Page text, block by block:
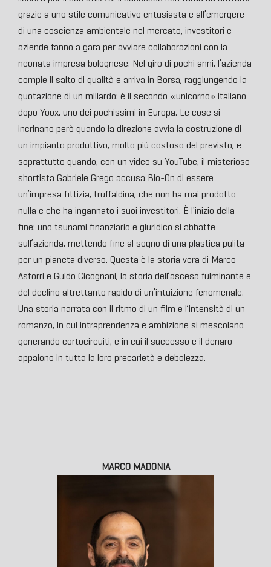
grazie a uno stile comunicativo entusiasta e all’emergere
di una coscienza ambientale nel mercato, investitori e
aziende fanno a gara per avviare collaborazioni con la
neonata impresa bolognese. Nel giro di pochi anni, l’azienda
compie il salto di qualità e arriva in Borsa, raggiungendo la
quotazione di un miliardo: è il secondo «unicorno» italiano
dopo Yoox, uno dei pochissimi in Europa. Le cose si
incrinano però quando la direzione avvia la costruzione di
un impianto produttivo, molto più costoso del previsto, e
soprattutto quando, con un video su YouTube, il misterioso
shortista Gabriele Grego accusa Bio-On di essere
un’impresa fittizia, truffaldina, che non ha mai prodotto
nulla e che ha ingannato i suoi investitori. È l’inizio della
fine: uno tsunami finanziario e giuridico si abbatte
sull’azienda, mettendo fine al sogno di una plastica pulita
per un pianeta diverso. Questa è la storia vera di Marco
Astorri e Guido Cicognani, la storia dell’ascesa fulminante e
del declino altrettanto rapido di un’intuizione fenomenale.
Una storia narrata con il ritmo di un film e l’intensità di un
romanzo, in cui intraprendenza e ambizione si mescolano
generando cortocircuiti, e in cui il successo e il denaro
appaiono in tutta la loro precarietà e debolezza.
MARCO MADONIA